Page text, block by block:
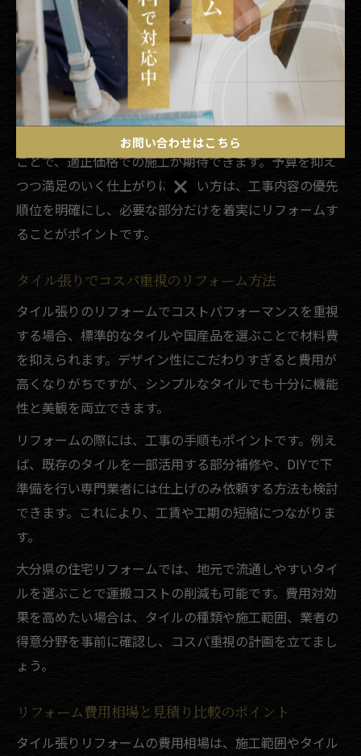
また、工事範囲を必要最低限に絞ることも有効です。玄
関やキッチンなど、特に傷みやすい部分だけを優先して
リフォームすることで、全体のコストをコントロールで
きます。
さらに、大分県内の業者の中には地元密着で小回りの利
く会社も多く、複数社に見積りを依頼して比較検討する
ことで、適正価格での施工が期待できます。予算を抑え
つつ満足のいく仕上がりにしたい方は、工事内容の優先
順位を明確にし、必要な部分だけを着実にリフォームす
ることがポイントです。
タイル張りでコスパ重視のリフォーム方法
タイル張りのリフォームでコストパフォーマンスを重視
する場合、標準的なタイルや国産品を選ぶことで材料費
を抑えられます。デザイン性にこだわりすぎると費用が
高くなりがちですが、シンプルなタイルでも十分に機能
性と美観を両立できます。
リフォームの際には、工事の手順もポイントです。例え
ば、既存のタイルを一部活用する部分補修や、DIYで下
準備を行い専門業者には仕上げのみ依頼する方法も検討
できます。これにより、工賃や工期の短縮につながりま
す。
大分県の住宅リフォームでは、地元で流通しやすいタイ
ルを選ぶことで運搬コストの削減も可能です。費用対効
果を高めたい場合は、タイルの種類や施工範囲、業者の
得意分野を事前に確認し、コスパ重視の計画を立てまし
ょう。
リフォーム費用相場と見積り比較のポイント
タイル張りリフォームの費用相場は、施工範囲やタイル
お問い合わせはこちら
お問い合わせはこちら